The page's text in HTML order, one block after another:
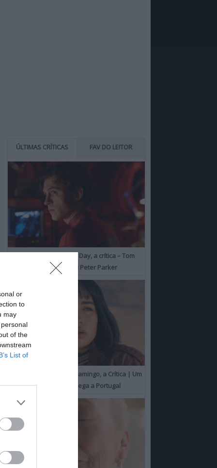
or
to
may
of the
List of
ÚLTIMAS CRÍTICAS FAV DO LEITOR
Spider-Man: Brand New Day, a crítica – Tom
Holland consolida o seu Peter Parker
O Misterioso Olhar do Flamingo, a Crítica | Um
Campeão de Cannes chega a Portugal